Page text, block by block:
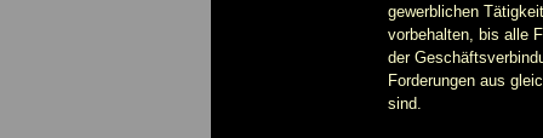
gewerblichen
vorbehalten, bis alle
der
Forderungen aus
sind.